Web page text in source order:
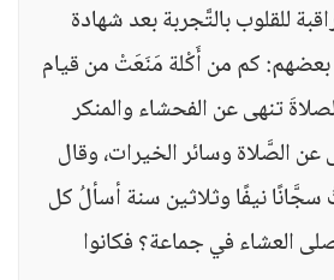
للقلوب بالتَّجربة بعد شهادة
بعضهم: كم من أَكْلة مَنَعَتْ من قيام
تنهى عن الفحشاء والمنكر
الصَّلاة وسائر الخيرات، وقال
نيفًا وثلاثين سنة أسألُ كل
العشاء في جماعة؟ فكانوا